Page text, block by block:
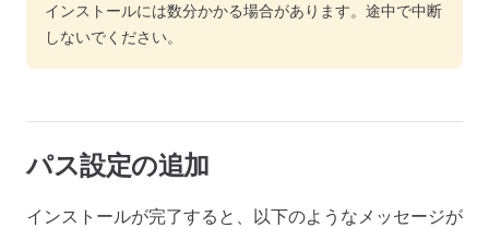
インストールには数分かかる場合があります。途中で中断
しないでください。
パス設定の追加
インストールが完了すると、以下のようなメッセージが